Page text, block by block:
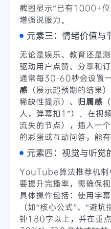
截图显示“已有1000+位
增强说服力。
元素三：情绪价值与
无论是娱乐、教育还是
驱动用户点赞、分享和
通常每30-60秒会设置一
感 （展示超预期的结果）
稀缺性提示）、 归属感
人，弹幕扣1”）。在视
流失的节点），插入一个
的彩蛋或互动问答，能
元素四：视觉与听觉
YouTube算法推荐机制
要提升完播率，需确保
具体操作包括：使用字
（如“核心公式”、“避
钟180字以上，并在重